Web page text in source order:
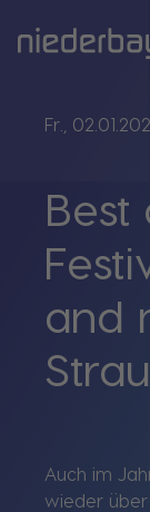
Fr.,
Best
and
Auch im
wieder